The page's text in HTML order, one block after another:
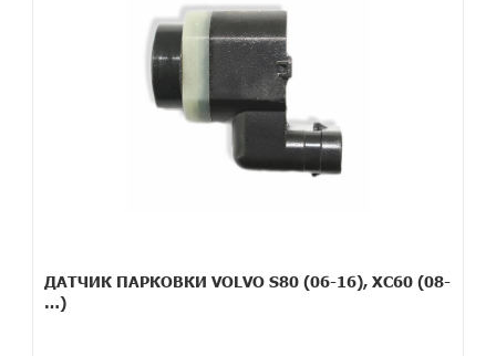
ДАТЧИК ПАРКОВКИ VOLVO S80 (06-16), XC60 (08-
…)